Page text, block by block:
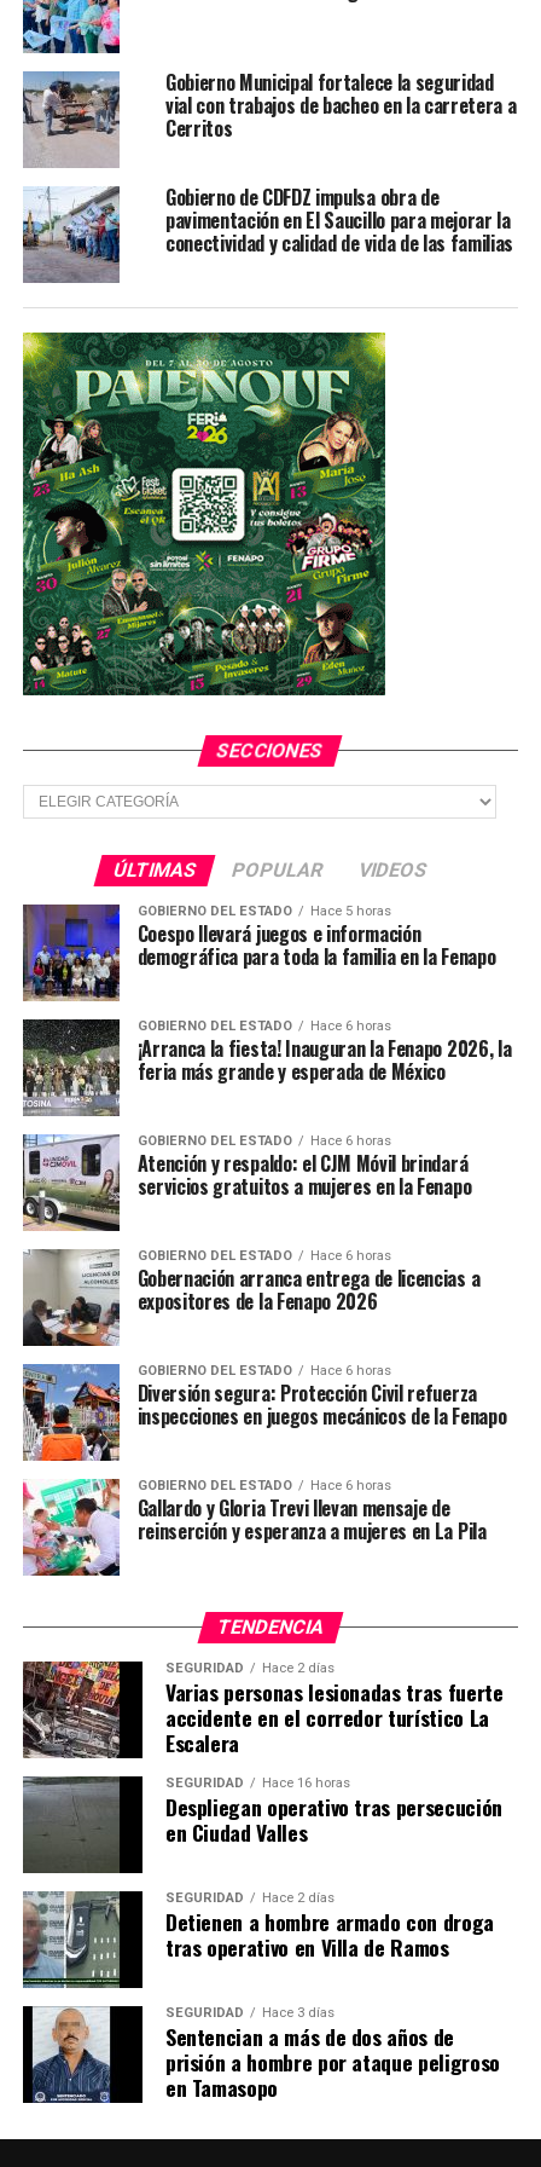
gestionar alguno de los apoyos disponibles.
TEMAS RELACIONADOS CIUDAD FERNÁNDEZ
YA VIENE
DANZPARE México 2025 lleva la cultura del mundo a
escuelas de Ciudad Fernández
NO TE PIERDAS
Joven fernandense obtiene Primer Lugar en
competencia nacional de Taekwondo
Gobierno Municipal fortalece la seguridad
vial con trabajos de bacheo en la carretera a
Cerritos
Gobierno de CDFDZ impulsa obra de
pavimentación en El Saucillo para mejorar la
conectividad y calidad de vida de las familias
SECCIONES
Secciones
ÚLTIMAS POPULAR VIDEOS
GOBIERNO DEL ESTADO Hace 5 horas
Coespo llevará juegos e información
demográfica para toda la familia en la Fenapo
GOBIERNO DEL ESTADO Hace 6 horas
¡Arranca la fiesta! Inauguran la Fenapo 2026, la
feria más grande y esperada de México
GOBIERNO DEL ESTADO Hace 6 horas
Atención y respaldo: el CJM Móvil brindará
servicios gratuitos a mujeres en la Fenapo
GOBIERNO DEL ESTADO Hace 6 horas
Gobernación arranca entrega de licencias a
expositores de la Fenapo 2026
GOBIERNO DEL ESTADO Hace 6 horas
Diversión segura: Protección Civil refuerza
inspecciones en juegos mecánicos de la Fenapo
GOBIERNO DEL ESTADO Hace 6 horas
Gallardo y Gloria Trevi llevan mensaje de
reinserción y esperanza a mujeres en La Pila
TENDENCIA
SEGURIDAD Hace 2 días
Varias personas lesionadas tras fuerte
accidente en el corredor turístico La
Escalera
SEGURIDAD Hace 16 horas
Despliegan operativo tras persecución
en Ciudad Valles
SEGURIDAD Hace 2 días
Detienen a hombre armado con droga
tras operativo en Villa de Ramos
SEGURIDAD Hace 3 días
Sentencian a más de dos años de
prisión a hombre por ataque peligroso
en Tamasopo